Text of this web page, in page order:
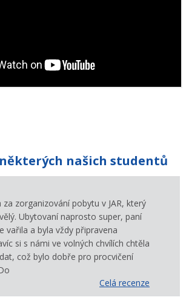
našich studentů
zorganizování pobytu v JAR, který
Ubytovaní naprosto super, paní
vařila a byla vždy připravena
si s námi ve volných chvílích chtěla
což bylo dobře pro procvičení
Celá recenze